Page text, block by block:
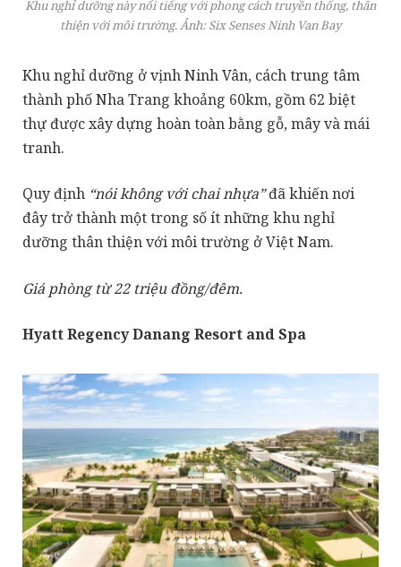
Khu nghỉ dưỡng này nổi tiếng với phong cách truyền thống, thân
thiện với môi trường. Ảnh: Six Senses Ninh Van Bay
Khu nghỉ dưỡng ở vịnh Ninh Vân, cách trung tâm
thành phố Nha Trang khoảng 60km, gồm 62 biệt
thự được xây dựng hoàn toàn bằng gỗ, mây và mái
tranh.
Quy định “nói không với chai nhựa”đã khiến nơi
đây trở thành một trong số ít những khu nghỉ
dưỡng thân thiện với môi trường ở Việt Nam.
Giá phòng từ 22 triệu đồng/đêm.
Hyatt Regency Danang Resort and Spa